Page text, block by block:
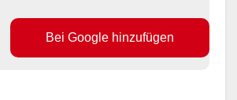
Bei Google hinzufügen